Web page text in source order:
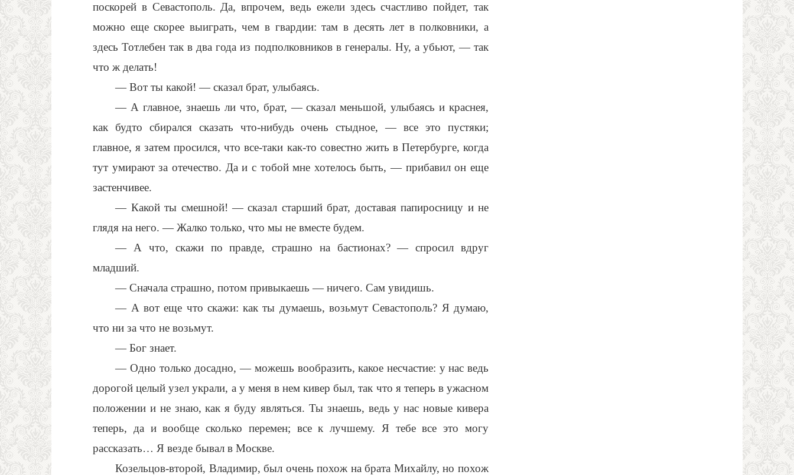
поскорей в Севастополь. Да, впрочем, ведь ежели здесь счастливо пойдет, так
можно еще скорее выиграть, чем в гвардии: там в десять лет в полковники, а
здесь Тотлебен так в два года из подполковников в генералы. Ну, а убьют, — так
что ж делать!
— Вот ты какой! — сказал брат, улыбаясь.
— А главное, знаешь ли что, брат, — сказал меньшой, улыбаясь и краснея,
как будто сбирался сказать что-нибудь очень стыдное, — все это пустяки;
главное, я затем просился, что все-таки как-то совестно жить в Петербурге, когда
тут умирают за отечество. Да и с тобой мне хотелось быть, — прибавил он еще
застенчивее.
— Какой ты смешной! — сказал старший брат, доставая папиросницу и не
глядя на него. — Жалко только, что мы не вместе будем.
— А что, скажи по правде, страшно на бастионах? — спросил вдруг
младший.
— Сначала страшно, потом привыкаешь — ничего. Сам увидишь.
— А вот еще что скажи: как ты думаешь, возьмут Севастополь? Я думаю,
что ни за что не возьмут.
— Бог знает.
— Одно только досадно, — можешь вообразить, какое несчастие: у нас ведь
дорогой целый узел украли, а у меня в нем кивер был, так что я теперь в ужасном
положении и не знаю, как я буду являться. Ты знаешь, ведь у нас новые кивера
теперь, да и вообще сколько перемен; все к лучшему. Я тебе все это могу
рассказать… Я везде бывал в Москве.
Козельцов-второй, Владимир, был очень похож на брата Михайлу, но похож